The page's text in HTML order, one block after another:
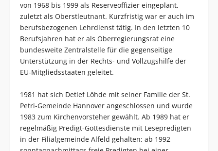
von 1968 bis 1999 als Reserveoffizier eingeplant,
zuletzt als Oberstleutnant. Kurzfristig war er auch im
berufsbezogenen Lehrdienst tätig. In den letzten 10
Berufsjahren hat er als Oberregierungsrat eine
bundesweite Zentralstelle für die gegenseitige
Unterstützung in der Rechts- und Vollzugshilfe der
EU-Mitgliedsstaaten geleitet.
1981 hat sich Detlef Löhde mit seiner Familie der St.
Petri-Gemeinde Hannover angeschlossen und wurde
1983 zum Kirchenvorsteher gewählt. Ab 1989 hat er
regelmäßig Predigt-Gottesdienste mit Lesepredigten
in der Filialgemeinde Alfeld gehalten; ab 1992